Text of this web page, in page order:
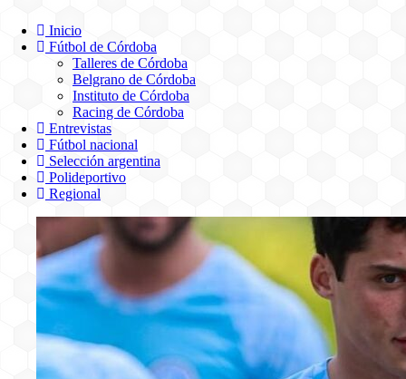
Inicio
Fútbol de Córdoba
Talleres de Córdoba
Belgrano de Córdoba
Instituto de Córdoba
Racing de Córdoba
Entrevistas
Fútbol nacional
Selección argentina
Polideportivo
Regional